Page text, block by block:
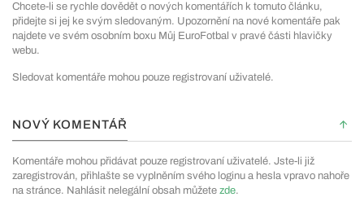
Chcete-li se rychle dovědět o nových komentářích k tomuto článku,
přidejte si jej ke svým sledovaným. Upozornění na nové komentáře pak
najdete ve svém osobním boxu Můj EuroFotbal v pravé části hlavičky
webu.
Sledovat komentáře mohou pouze registrovaní uživatelé.
NOVÝ KOMENTÁŘ
Komentáře mohou přidávat pouze registrovaní uživatelé. Jste-li již
zaregistrován, přihlašte se vyplněním svého loginu a hesla vpravo nahoře
na stránce. Nahlásit nelegální obsah můžete zde.